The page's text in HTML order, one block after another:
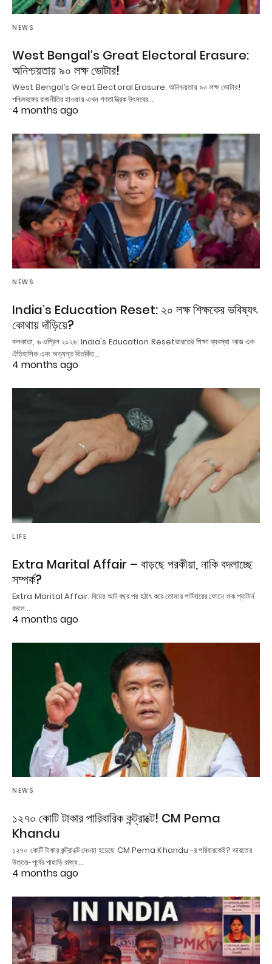
NEWS
West Bengal’s Great Electoral Erasure:
অনিশ্চয়তায় ৯০ লক্ষ ভোটার!
West Bengal’s Great Electoral Erasure: অনিশ্চয়তায় ৯০ লক্ষ ভোটার!
পশ্চিমবঙ্গের রাজনীতির হাওয়ায় এখন গণতান্ত্রিক উৎসবের…
4 months ago
NEWS
India’s Education Reset: ২০ লক্ষ শিক্ষকের ভবিষ্যৎ
কোথায় দাঁড়িয়ে?
কলকাতা, ৬ এপ্রিল ২০২৬: India's Education Resetভারতের শিক্ষা ব্যবস্থা আজ এক
ঐতিহাসিক এবং অত্যন্ত বিতর্কিত…
4 months ago
LIFE
Extra Marital Affair – বাড়ছে পরকীয়া, নাকি বদলাচ্ছে
সম্পর্ক?
Extra Marital Affair: বিয়ের আট বছর পর হঠাৎ করে তোমার পার্টনারের ফোনে লক প্যাটার্ন
বদলে…
4 months ago
NEWS
১২৭০ কোটি টাকার পারিবারিক কন্ট্রাক্টে! CM Pema
Khandu
১২৭০ কোটি টাকার কন্ট্রাক্টে দেওয়া হয়েছে CM Pema Khandu -র পরিবারকেই? ভারতের
উত্তর-পূর্বের পাহাড়ি রাজ্য…
4 months ago